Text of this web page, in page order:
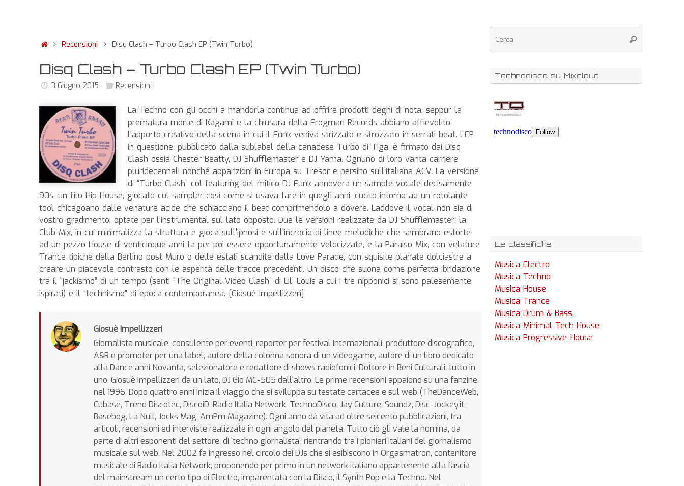
Recensioni Disq Clash – Turbo Clash EP (Twin Turbo)
Disq Clash – Turbo Clash EP (Twin Turbo)
3 Giugno 2015 Recensioni
La Techno con gli occhi a mandorla continua ad offrire prodotti degni di nota, seppur la
prematura morte di Kagami e la chiusura della Frogman Records abbiano affievolito
l’apporto creativo della scena in cui il Funk veniva strizzato e strozzato in serrati beat. L’EP
in questione, pubblicato dalla sublabel della canadese Turbo di Tiga, è firmato dai Disq
Clash ossia Chester Beatty, DJ Shufflemaster e DJ Yama. Ognuno di loro vanta carriere
pluridecennali nonché apparizioni in Europa su Tresor e persino sull’italiana ACV. La versione
di “Turbo Clash” col featuring del mitico DJ Funk annovera un sample vocale decisamente
90s, un filo Hip House, giocato col sampler così come si usava fare in quegli anni, cucito intorno ad un rotolante
tool chicagoano dalle venature acide che schiacciano il beat comprimendolo a dovere. Laddove il vocal non sia di
vostro gradimento, optate per l’instrumental sul lato opposto. Due le versioni realizzate da DJ Shufflemaster: la
Club Mix, in cui minimalizza la struttura e gioca sull’ipnosi e sull’incrocio di linee melodiche che sembrano estorte
ad un pezzo House di venticinque anni fa per poi essere opportunamente velocizzate, e la Paraiso Mix, con velature
Trance tipiche della Berlino post Muro o delle estati scandite dalla Love Parade, con squisite planate dolciastre a
creare un piacevole contrasto con le asperità delle tracce precedenti. Un disco che suona come perfetta ibridazione
tra il “jackismo” di un tempo (senti “The Original Video Clash” di Lil’ Louis a cui i tre nipponici si sono palesemente
ispirati) e il “technismo” di epoca contemporanea. [Giosuè Impellizzeri]
Giosuè Impellizzeri
Giornalista musicale, consulente per eventi, reporter per festival internazionali, produttore discografico,
A&R e promoter per una label, autore della colonna sonora di un videogame, autore di un libro dedicato
alla Dance anni Novanta, selezionatore e redattore di shows radiofonici, Dottore in Beni Culturali: tutto in
uno. Giosuè Impellizzeri da un lato, DJ Gio MC-505 dall'altro. Le prime recensioni appaiono su una fanzine,
nel 1996. Dopo quattro anni inizia il viaggio che si sviluppa su testate cartacee e sul web (TheDanceWeb,
Cubase, Trend Discotec, DiscoiD, Radio Italia Network, TechnoDisco, Jay Culture, Soundz, Disc-Jockey.it,
Basebog, La Nuit, Jocks Mag, AmPm Magazine). Ogni anno dà vita ad oltre seicento pubblicazioni, tra
articoli, recensioni ed interviste realizzate in ogni angolo del pianeta. Tutto ciò gli vale la nomina, da
parte di altri esponenti del settore, di 'techno giornalista', rientrando tra i pionieri italiani del giornalismo
musicale sul web. Nel 2002 fa ingresso nel circolo dei DJs che si esibiscono in Orgasmatron, contenitore
musicale di Radio Italia Network, proponendo per primo in un network italiano appartenente alla fascia
del mainstream un certo tipo di Electro, imparentata con la Disco, il Synth Pop e la Techno. Nel
Technodisco su Mixcloud
Le classifiche
Musica Electro
Musica Techno
Musica House
Musica Trance
Musica Drum & Bass
Musica Minimal Tech House
Musica Progressive House